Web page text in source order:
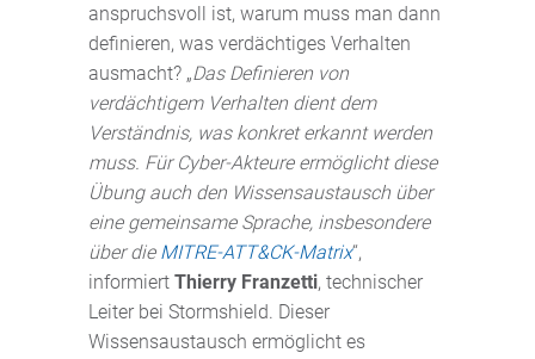
anspruchsvoll ist, warum muss man dann
definieren, was verdächtiges Verhalten
ausmacht? „Das Definieren von
verdächtigem Verhalten dient dem
Verständnis, was konkret erkannt werden
muss. Für Cyber-Akteure ermöglicht diese
Übung auch den Wissensaustausch über
eine gemeinsame Sprache, insbesondere
über die MITRE-ATT&CK-Matrix“,
informiert Thierry Franzetti, technischer
Leiter bei Stormshield. Dieser
Wissensaustausch ermöglicht es